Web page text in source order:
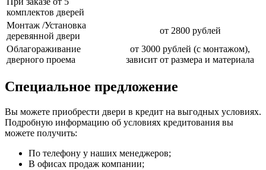
комплектов дверей
Монтаж /Установка
деревянной двери
от 2800 рублей
Облагораживание
дверного проема
от 3000 рублей (с монтажом),
зависит от размера и материала
Специальное предложение
Вы можете приобрести двери в кредит на выгодных условиях.
Подробную информацию об условиях кредитования вы
можете получить:
По телефону у наших менеджеров;
В офисах продаж компании;